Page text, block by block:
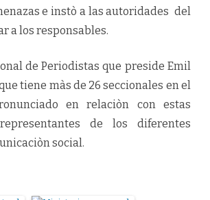
e instò a las autoridades del
a los responsables.
de Periodistas que preside Emil
tiene màs de 26 seccionales en el
en relaciòn con estas
de los diferentes
social.